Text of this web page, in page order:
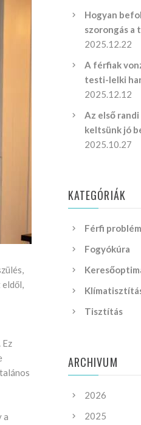
eldől,
a
Hogyan
szorongás a
2025.12.22
A férfiak
testi-lelki
2025.12.12
Az első
keltsünk jó
2025.10.27
KATEGÓRIÁK
Férfi
Fogyókúra
Tisztítás
ARCHIVUM
2026
2025